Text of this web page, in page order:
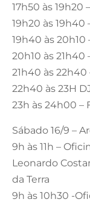
17h50 às 19h20
19h20 às 19h40
19h40 às
20h10 às 21h40
21h40 às
22h40 às 23H
23h às 24h00 –
Sábado 16/9 –
9h às 11h –
Leonardo
da Terra
9h às 10h30 -